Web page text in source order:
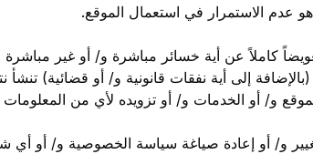
عدم الاستمرار في استعمال الموقع.
كاملاً عن أية خسائر مباشرة و/ أو غير
إلى أية نفقات قانونية و/ أو قضائية) تنشأ
و/ أو الخدمات و/ أو تزويده لأي من المعلومات
و/ أو إعادة صياغة سياسة الخصوصية و/ أو أي